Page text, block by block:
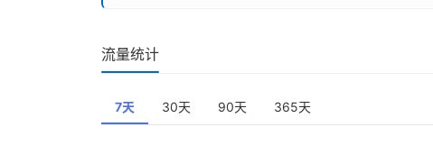
流量统计
7天 30天 90天 365天